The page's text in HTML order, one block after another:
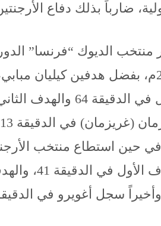
ضارباً بذلك دفاع
منتخب الديوك “فرنسا”
2018م، بفضل هدفين كيليان
في حين استطاع منتخب
الهدف